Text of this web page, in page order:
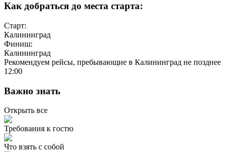
Как добраться до места старта:
Старт:
Калининград
Финиш:
Калининград
Рекомендуем рейсы, пребывающие в Калининград не позднее
12:00
Важно знать
Открыть все
Требования к гостю
Что взять с собой